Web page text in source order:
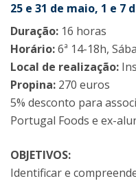
25 e 31 de maio, 1 e 7
Duração: 16 horas
Horário:6ª 14-18h,
Local de realização:
Propina: 270 euros
5% desconto para
Portugal Foods e ex-
OBJETIVOS:
Identificar e